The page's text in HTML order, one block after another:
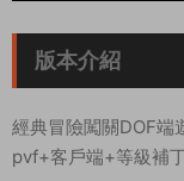
版本介紹
經典冒險闖關DOF端
pvf+客戶端+等級補